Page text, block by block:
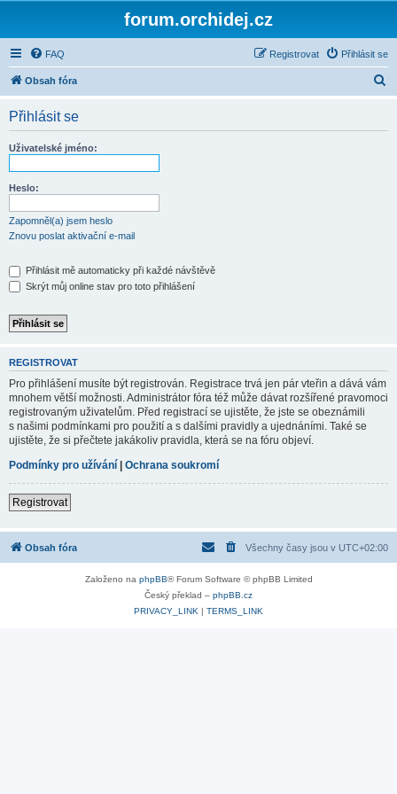
forum.orchidej.cz
FAQ Přihlásit se
Registrovat
Obsah fóra
Přihlásit se
Uživatelské jméno:
Heslo:
Zapomněl(a) jsem heslo
Znovu poslat aktivační e-mail
Přihlásit mě automaticky při každé návštěvě
Skrýt můj online stav pro toto přihlášení
REGISTROVAT
Pro přihlášení musíte být registrován. Registrace trvá jen pár vteřin a dává vám
mnohem větší možnosti. Administrátor fóra též může dávat rozšířené pravomoci
registrovaným uživatelům. Před registrací se ujistěte, že jste se obeznámili
s našimi podmínkami pro použití a s dalšími pravidly a ujednáními. Také se
ujistěte, že si přečtete jakákoliv pravidla, která se na fóru objeví.
Podmínky pro užívání | Ochrana soukromí
Registrovat
Obsah fóra Všechny časy jsou v UTC+02:00
Založeno na phpBB® Forum Software © phpBB Limited
Český překlad – phpBB.cz
PRIVACY_LINK | TERMS_LINK